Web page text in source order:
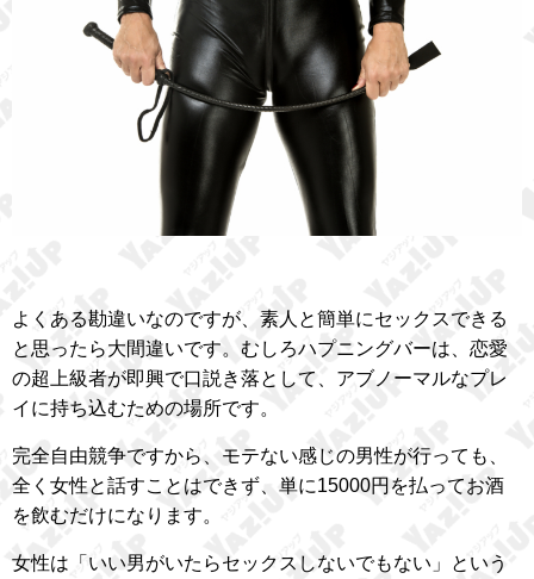
よくある勘違いなのですが、素人と簡単にセックスできる
と思ったら大間違いです。むしろハプニングバーは、恋愛
の超上級者が即興で口説き落として、アブノーマルなプレ
イに持ち込むための場所です。
完全自由競争ですから、モテない感じの男性が行っても、
全く女性と話すことはできず、単に15000円を払ってお酒
を飲むだけになります。
女性は「いい男がいたらセックスしないでもない」という